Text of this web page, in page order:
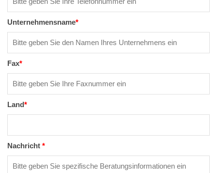
Unternehmensname*
Fax*
Land*
Nachricht *